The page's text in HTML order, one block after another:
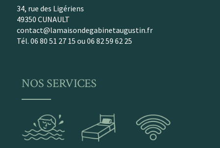
34, rue des Ligériens
49350 CUNAULT
contact@lamaisondegabinetaugustin.fr
Tél. 06 80 51 27 15 ou 06 82 59 62 25
NOS SERVICES